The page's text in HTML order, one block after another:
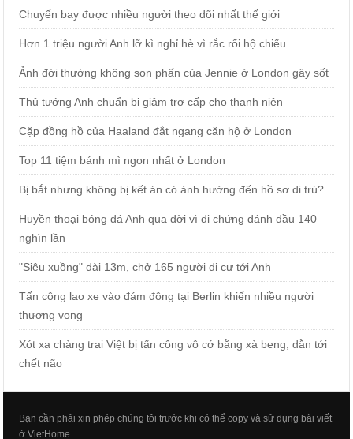
Chuyến bay được nhiều người theo dõi nhất thế giới
Hơn 1 triệu người Anh lỡ kì nghỉ hè vì rắc rối hộ chiếu
Ảnh đời thường không son phấn của Jennie ở London gây sốt
Thủ tướng Anh chuẩn bị giảm trợ cấp cho thanh niên
Cặp đồng hồ của Haaland đắt ngang căn hộ ở London
Top 11 tiệm bánh mì ngon nhất ở London
Bị bắt nhưng không bị kết án có ảnh hưởng đến hồ sơ di trú?
Huyền thoại bóng đá Anh qua đời vì di chứng đánh đầu 140
nghìn lần
"Siêu xuồng" dài 13m, chở 165 người di cư tới Anh
Tấn công lao xe vào đám đông tại Berlin khiến nhiều người
thương vong
Xót xa chàng trai Việt bị tấn công vô cớ bằng xà beng, dẫn tới
chết não
Bạn cần phải xin phép chúng tôi trước khi có thể copy và sử dụng bài viết
ở VietHome.